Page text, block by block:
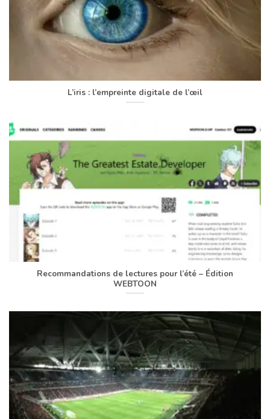
L’iris : l’empreinte digitale de l’œil
Recommandations de lectures pour l’été – Édition
WEBTOON